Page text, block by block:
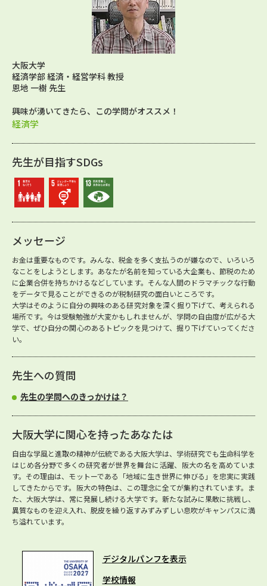
大阪大学
経済学部 経済・経営学科 教授
恩地 一樹 先生
興味が湧いてきたら、この学問がオススメ！
経済学
先生が目指すSDGs
メッセージ
お金は重要なものです。みんな、税金を多く支払うのが嫌なので、いろいろ
なことをしようとします。あなたが名前を知っている大企業も、節税のため
に企業合併を持ちかけるなどしています。そんな人間のドラマチックな行動
をデータで見ることができるのが税制研究の面白いところです。
大学はそのように自分の興味のある研究対象を深く掘り下げて、考えられる
場所です。今は受験勉強が大変かもしれませんが、学問の自由度が広がる大
学で、ぜひ自分の関心のあるトピックを見つけて、掘り下げていってくださ
い。
先生への質問
先生の学問へのきっかけは？
大阪大学に関心を持ったあなたは
自由な学風と進取の精神が伝統である大阪大学は、学術研究でも生命科学を
はじめ各分野で多くの研究者が世界を舞台に活躍、阪大の名を高めていま
す。その理由は、モットーである「地域に生き世界に伸びる」を忠実に実践
してきたからです。阪大の特色は、この理念に全てが集約されています。ま
た、大阪大学は、常に発展し続ける大学です。新たな試みに果敢に挑戦し、
異質なものを迎え入れ、脱皮を繰り返すみずみずしい息吹がキャンパスに満
ち溢れています。
デジタルパンフを表示
学校情報